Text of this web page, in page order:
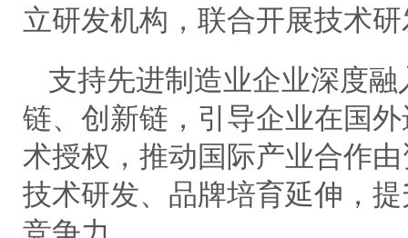
立研发机构，联合开展技术
支持先进制造业企业深度
链、创新链，引导企业在国
术授权，推动国际产业合作
技术研发、品牌培育延伸，